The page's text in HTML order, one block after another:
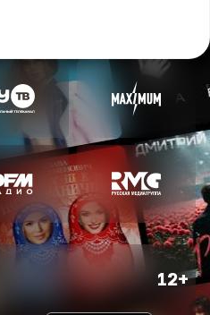
12+